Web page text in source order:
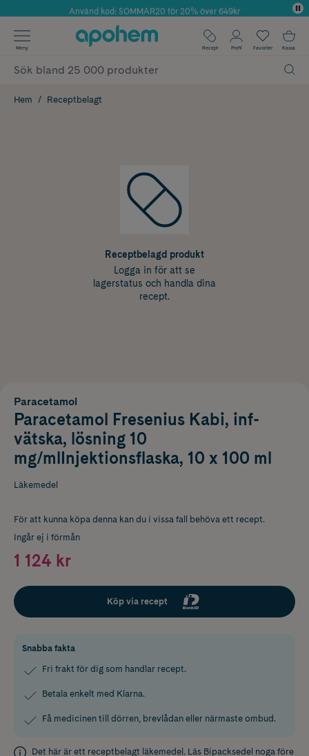
Årets Butik 2025 inom Skönhet
Använd kod: SOMMAR20 för 20% över 649kr
✓ Fri frakt
✓ Poäng på alla köp*
Meny Recept Profil Favoriter Kassa
Hem Receptbelagt
Receptbelagd produkt
Logga in för att se
lagerstatus och handla dina
recept.
Paracetamol
Paracetamol Fresenius Kabi, inf-
vätska, lösning 10
mg/mlInjektionsflaska, 10 x 100 ml
Läkemedel
För att kunna köpa denna kan du i vissa fall behöva ett recept.
Ingår ej i förmån
1 124 kr
Köp via recept
Snabba fakta
Fri frakt för dig som handlar recept.
Betala enkelt med Klarna.
Få medicinen till dörren, brevlådan eller närmaste ombud.
Det här är ett receptbelagt läkemedel. Läs Bipacksedel noga före